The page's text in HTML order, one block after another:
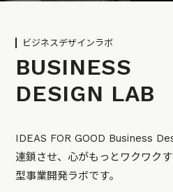
ビジネスデザインラボ
BUSINESS
DESIGN LAB
IDEAS FOR GOOD Business
連鎖させ、心がもっとワクワク
型事業開発ラボです。